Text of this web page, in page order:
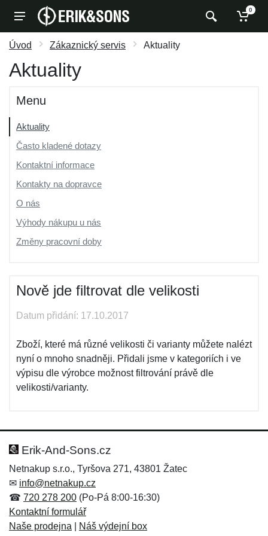
0
Úvod Zákaznický servis Aktuality
Aktuality
Menu
Aktuality
Často kladené dotazy
Kontaktní informace
Kontakty na dopravce
O nás
Výhody nákupu u nás
Změny pracovní doby
Nově jde filtrovat dle velikosti
Datum přidání: 17.10.2017
Zboží, které má různé velikosti či varianty můžete nalézt
nyní o mnoho snadněji. Přidali jsme v kategoriích i ve
výpisu dle výrobce možnost filtrování právě dle
velikosti/varianty.
Erik-And-Sons.cz
Netnakup s.r.o., Tyršova 271, 43801 Žatec
✉ info@netnakup.cz
☎ 720 278 200 (Po-Pá 8:00-16:30)
Kontaktní formulář
Naše prodejna
Náš výdejní box